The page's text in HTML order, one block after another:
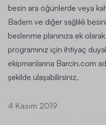
besin ara öğünlerde veya
Badem ve diğer sağlıklı
beslenme planınıza ek
programınız için ihtiyaç
ekipmanlarına Barcin.com
şekilde ulaşabilirsiniz.
4 Kasım 2019